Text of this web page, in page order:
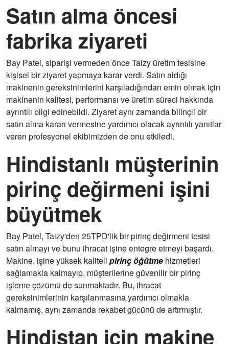
Satın alma öncesi
fabrika ziyareti
Bay Patel, siparişi vermeden önce Taizy üretim tesisine
kişisel bir ziyaret yapmaya karar verdi. Satın aldığı
makinenin gereksinimlerini karşıladığından emin olmak için
makinenin kalitesi, performansı ve üretim süreci hakkında
ayrıntılı bilgi edinebildi. Ziyaret aynı zamanda bilinçli bir
satın alma kararı vermesine yardımcı olacak ayrıntılı yanıtlar
veren profesyonel ekibimizden de onu etkiledi.
Hindistanlı müşterinin
pirinç değirmeni işini
büyütmek
Bay Patel, Taizy'den 25TPD'lik bir pirinç değirmeni tesisi
satın almayı ve bunu ihracat işine entegre etmeyi başardı.
Makine, işine yüksek kaliteli pirinç öğütme hizmetleri
sağlamakla kalmayıp, müşterilerine güvenilir bir pirinç
işleme çözümü de sunmaktadır. Bu, ihracat
gereksinimlerinin karşılanmasına yardımcı olmakla
kalmamış, aynı zamanda rekabet gücünü de artırmıştır.
Hindistan için makine